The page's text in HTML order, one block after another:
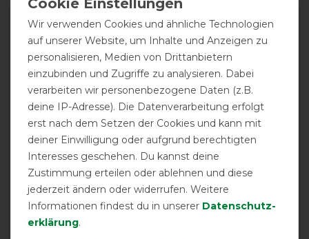
Zedan SP Extra stark
30,95 € *
500 Milliliter | 61,90 € / Liter
KerbEx Insektenschutz
ab 125,91 € *
Wir verwenden Cookies und ähnliche Technologien
auf unserer Website, um Inhalte und Anzeigen zu
personalisieren, Medien von Drittanbietern
einzubinden und Zugriffe zu analysieren. Dabei
verarbeiten wir personenbezogene Daten (z.B.
deine IP-Adresse). Die Datenverarbeitung erfolgt
erst nach dem Setzen der Cookies und kann mit
deiner Einwilligung oder aufgrund berechtigten
Interesses geschehen. Du kannst deine
Zustimmung erteilen oder ablehnen und diese
jederzeit ändern oder widerrufen. Weitere
Informationen findest du in unserer Daten­schutz­
erklärung.